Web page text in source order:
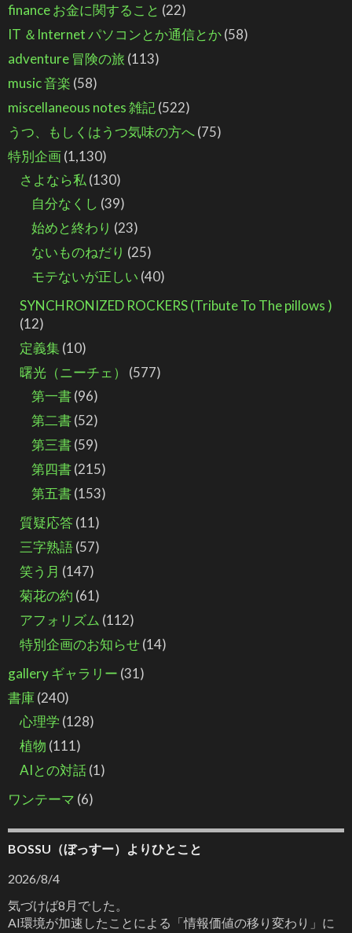
finance お金に関すること (22)
IT ＆Internet パソコンとか通信とか(58)
adventure 冒険の旅 (113)
music 音楽 (58)
miscellaneous notes 雑記(522)
うつ、もしくはうつ気味の方へ(75)
特別企画(1,130)
さよなら私 (130)
自分なくし (39)
始めと終わり (23)
ないものねだり (25)
モテないが正しい (40)
SYNCHRONIZED ROCKERS (Tribute To The pillows )
(12)
定義集(10)
曙光（ニーチェ）
(577)
第一書(96)
第二書(52)
第三書(59)
第四書(215)
第五書(153)
質疑応答(11)
三字熟語(57)
笑う月 (147)
菊花の約 (61)
アフォリズム (112)
特別企画のお知らせ(14)
gallery ギャラリー (31)
書庫(240)
心理学 (128)
植物 (111)
AIとの対話(1)
ワンテーマ (6)
BOSSU（ぼっすー）よりひとこと
2026/8/4
気づけば8月でした。
AI環境が加速したことによる「情報価値の移り変わり」に